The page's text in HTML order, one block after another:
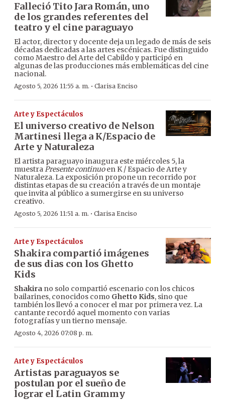
Falleció Tito Jara Román, uno
de los grandes referentes del
teatro y el cine paraguayo
El actor, director y docente deja un legado de más de seis
décadas dedicadas a las artes escénicas. Fue distinguido
como Maestro del Arte del Cabildo y participó en
algunas de las producciones más emblemáticas del cine
nacional.
Agosto 5, 2026 11:55 a. m. · Clarisa Enciso
Arte y Espectáculos
El universo creativo de Nelson
Martinesi llega a K/Espacio de
Arte y Naturaleza
El artista paraguayo inaugura este miércoles 5, la
muestraPresente continuoen K / Espacio de Arte y
Naturaleza. La exposición propone un recorrido por
distintas etapas de su creación a través de un montaje
que invita al público a sumergirse en su universo
creativo.
Agosto 5, 2026 11:51 a. m. · Clarisa Enciso
Arte y Espectáculos
Shakira compartió imágenes
de sus dias con los Ghetto
Kids
Shakira no solo compartió escenario con los chicos
bailarines, conocidos como Ghetto Kids, sino que
también los llevó a conocer el mar por primera vez. La
cantante recordó aquel momento con varias
fotografías y un tierno mensaje.
Agosto 4, 2026 07:08 p. m.
Arte y Espectáculos
Artistas paraguayos se
postulan por el sueño de
lograr el Latin Grammy